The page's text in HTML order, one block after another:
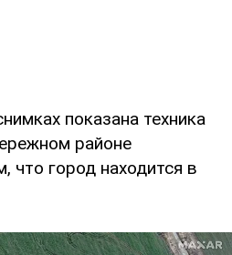
показана техника
районе
что город находится в